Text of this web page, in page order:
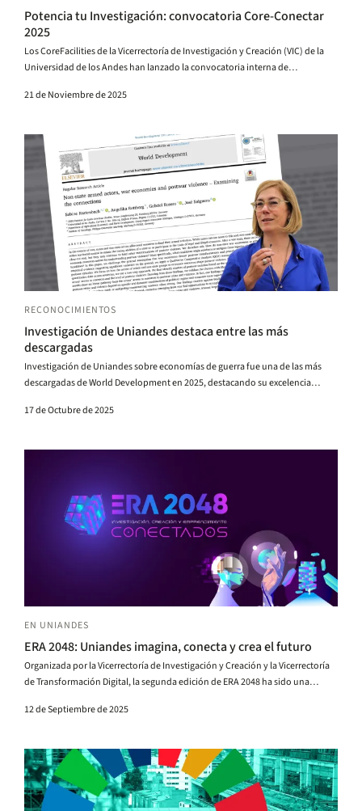
Potencia tu Investigación: convocatoria Core-Conectar
2025
Los CoreFacilities de la Vicerrectoría de Investigación y Creación (VIC) de la
Universidad de los Andes han lanzado la convocatoria interna de
crucial para impulsar la investigación interna de la Universidad.
21 de Noviembre de 2025
RECONOCIMIENTOS
Investigación de Uniandes destaca entre las más
descargadas
Investigación de Uniandes sobre economías de guerra fue una de las más
descargadas de World Development en 2025, destacando su excelencia
17 de Octubre de 2025
EN UNIANDES
ERA 2048: Uniandes imagina, conecta y crea el futuro
Organizada por la Vicerrectoría de Investigación y Creación y la Vicerrectoría
de Transformación Digital, la segunda edición de ERA 2048 ha sido una
conversaciones interdisciplinares hasta exposiciones artísticas,
desafiar horizontes y expandir nuestra forma de entender la investigación, la
creación, el emprendimiento y la innovación.
12 de Septiembre de 2025